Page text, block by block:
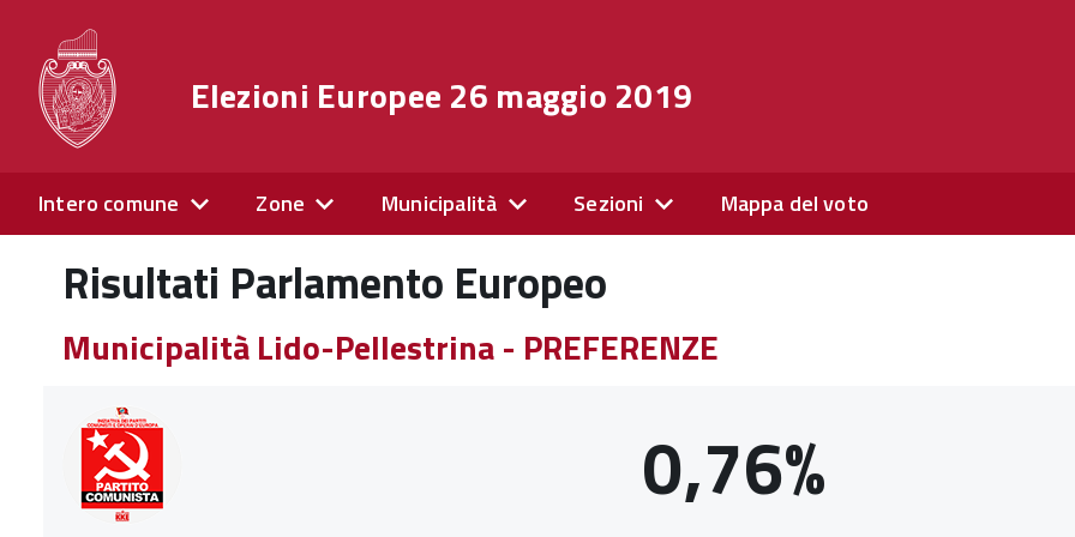
Elezioni Europee 26 maggio 2019
Intero comune Zone Municipalità Sezioni Mappa del voto
Risultati Parlamento Europeo
Municipalità Lido-Pellestrina - PREFERENZE
0,76%